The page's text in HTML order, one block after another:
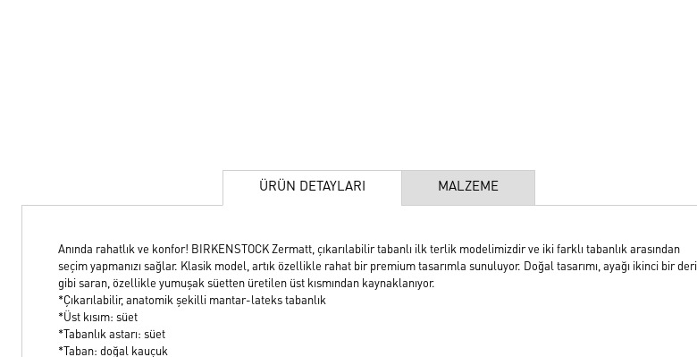
ÜRÜN DETAYLARI MALZEME
Anında rahatlık ve konfor! BIRKENSTOCK Zermatt, çıkarılabilir tabanlı ilk terlik modelimizdir ve iki farklı tabanlık arasından
seçim yapmanızı sağlar. Klasik model, artık özellikle rahat bir premium tasarımla sunuluyor. Doğal tasarımı, ayağı ikinci bir deri
gibi saran, özellikle yumuşak süetten üretilen üst kısmından kaynaklanıyor.
*Çıkarılabilir, anatomik şekilli mantar-lateks tabanlık
*Üst kısım: süet
*Tabanlık astarı: süet
*Taban: doğal kauçuk